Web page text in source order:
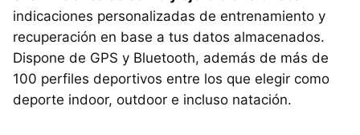
indicaciones personalizadas de entrenamiento y
recuperación en base a tus datos almacenados.
Dispone de GPS y Bluetooth, además de más de
100 perfiles deportivos entre los que elegir como
deporte indoor, outdoor e incluso natación.